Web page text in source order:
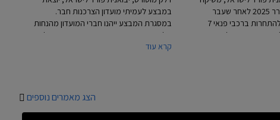
את פורד אקספלורר 2025 לאחר שעבר
מתיחת פנים כדי להתחרות ברכבי פנאי 7
טויוטה היילנדר
במסגרת העדכון קיבל
במבצע לעמיתי מועדון הצרכנות חבר.
במסגרת המבצע ייהנו חברי המועדון מהנחות
של עד 15,000 ₪ ממחיר המחירון ומחבילות
אבזור במתנה. בנוסף ייהנו חברי המועדון
קרא עוד
הצג מאמרים נוספים